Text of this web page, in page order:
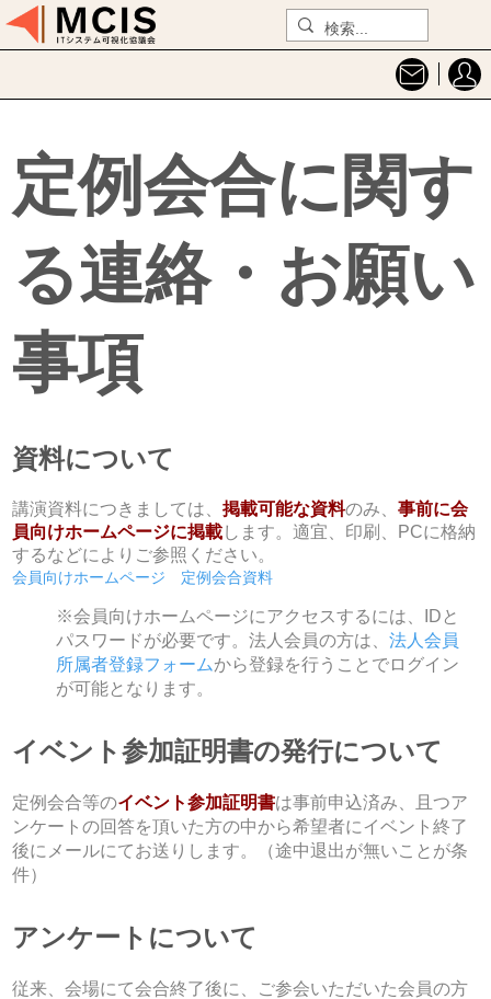
資料について
イベント参加証明書の発行について
定例会合に関す
る連絡・お願い
事項
定例会合等のイベント参加証明書は事前申込済み、且つア
ンケートの回答を頂いた方の中から希望者にイベント終了
後にメールにてお送りします。（途中退出が無いことが条
件）
アンケートについて
従来、会場にて会合終了後に、ご参会いただいた会員の方
講演資料につきましては、掲載可能な資料のみ、事前に会
員向けホームページに掲載します。適宜、印刷、PCに格納
するなどによりご参照ください。
※会員向けホームページにアクセスするには、IDと
パスワードが必要です。法人会員の方は、法人会員
所属者登録フォームから登録を行うことでログイン
が可能となります。
会員向けホームページ 定例会合資料